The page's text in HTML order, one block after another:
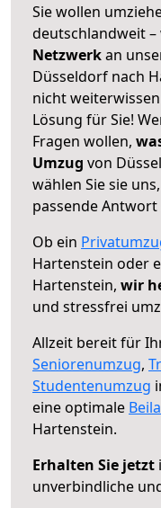
Sie wollen
deutschlandweit
Netzwerkan
Düsseldorf nach
nicht
Lösung für Sie!
Fragen wollen,
Umzug von
wählen Sie sie
passende
Ob ein
Hartenstein oder
Hartenstein, wir
und stressfrei
Allzeit bereit für
Seniorenumzug,
Studentenumzug
eine optimale
Hartenstein.
Erhalten Sie jetzt
unverbindliche